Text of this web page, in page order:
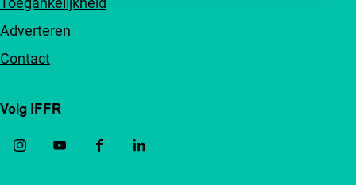
Adverteren
Contact
Volg IFFR